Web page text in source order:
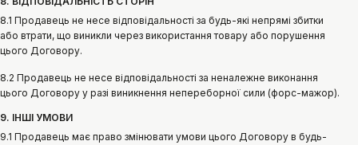
8.1 Продавець не несе відповідальності за будь-які непрямі збитки
або втрати, що виникли через використання товару або порушення
цього Договору.
8.2 Продавець не несе відповідальності за неналежне виконання
цього Договору у разі виникнення непереборної сили (форс-мажор).
9. ІНШІ УМОВИ
9.1 Продавець має право змінювати умови цього Договору в будь-